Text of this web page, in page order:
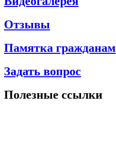
Отзывы
Памятка гражданам
Задать вопрос
Полезные ссылки